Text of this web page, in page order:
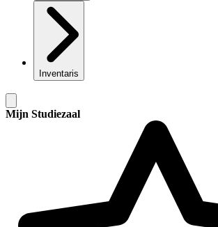
Inventaris
Mijn Studiezaal